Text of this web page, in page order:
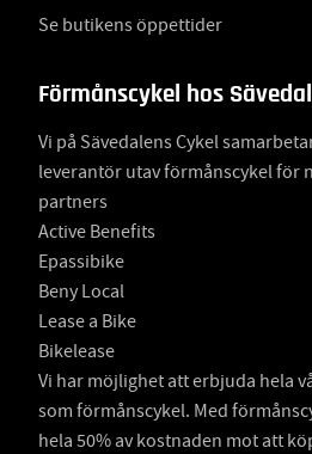
Se butikens öppettider
Förmånscykel hos
Vi på Sävedalens Cykel
leverantör utav förmånscykel för
partners
Active Benefits
Epassibike
Beny Local
Lease a Bike
Bikelease
Vi har möjlighet att erbjuda hela
som förmånscykel. Med
hela 50% av kostnaden mot att